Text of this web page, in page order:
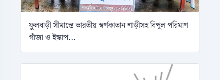
ফুলবাড়ী সীমান্তে ভারতীয় স্বর্ণকাতান শাড়ীসহ বিপুল পরিমাণ
গাঁজা ও ইস্কাপ...